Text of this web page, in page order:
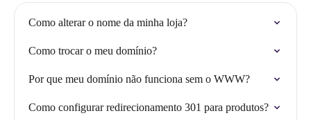
Como alterar o nome da minha loja?
Como trocar o meu domínio?
Por que meu domínio não funciona sem o WWW?
Como configurar redirecionamento 301 para produtos?